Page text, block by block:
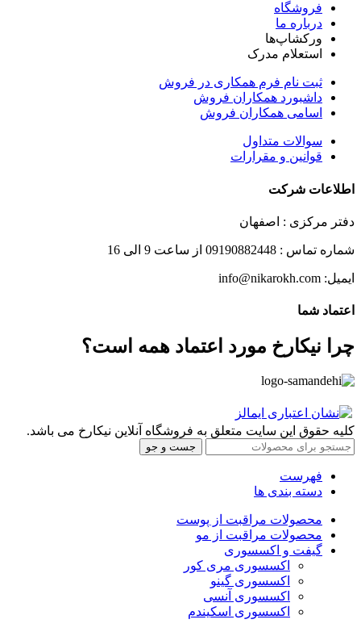
فروشگاه
درباره ما
ورکشاپ‌ها
استعلام مدرک
ثبت نام فرم همکاری در فروش
داشبورد همکاران فروش
اسامی همکاران فروش
سوالات متداول
قوانین و مقرارات
اطلاعات شرکت
دفتر مرکزی : اصفهان
شماره تماس : 09190882448 از ساعت 9 الی 16
ایمیل: info@nikarokh.com
اعتماد شما
چرا نیکارخ مورد اعتماد همه است؟
کلیه حقوق این سایت متعلق به فروشگاه آنلاین نیکارخ می باشد.
جست و جو
فهرست
دسته بندی ها
محصولات مراقبت از پوست
محصولات مراقبت از مو
گیفت و اکسسوری
اکسسوری مری کور
اکسسوری گینو
اکسسوری آنسی
اکسسوری اسکیندم